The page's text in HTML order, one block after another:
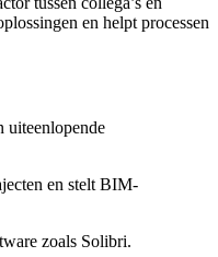
en helpt processen
uiteenlopende
en stelt BIM-
zoals Solibri.